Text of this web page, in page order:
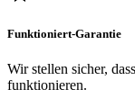
Funktioniert-Garantie
Wir stellen sicher,
funktionieren.